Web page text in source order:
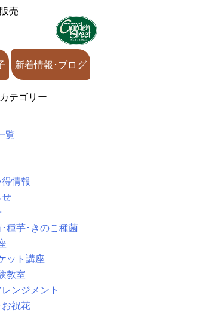
売
新着情報･ブログ
テゴリー
覧
情報
種芋･きのこ種菌
ット講座
教室
ンジメント
祝花